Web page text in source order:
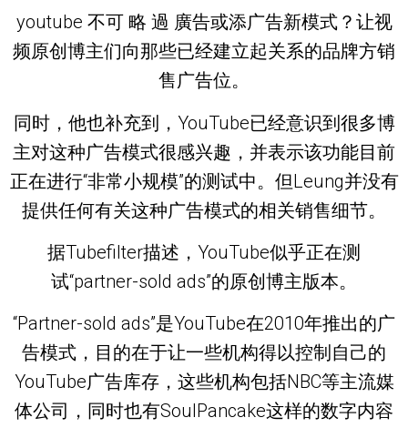
youtube 不可 略 過 廣告或添广告新模式？让视
频原创博主们向那些已经建立起关系的品牌方销
售广告位。
同时，他也补充到，YouTube已经意识到很多博
主对这种广告模式很感兴趣，并表示该功能目前
正在进行“非常小规模”的测试中。但Leung并没有
提供任何有关这种广告模式的相关销售细节。
据Tubefilter描述，YouTube似乎正在测
试“partner-sold ads”的原创博主版本。
“Partner-sold ads”是YouTube在2010年推出的广
告模式，目的在于让一些机构得以控制自己的
YouTube广告库存，这些机构包括NBC等主流媒
体公司，同时也有SoulPancake这样的数字内容